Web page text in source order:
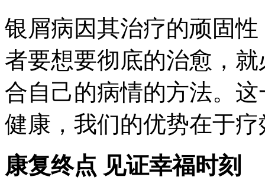
银屑病因其治疗的顽固性
者要想要彻底的治愈，
合自己的病情的方法。
健康，我们的优势在于疗
康复终点 见证幸福时刻